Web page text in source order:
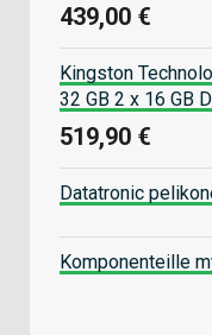
439,00 €
Kingston
32 GB 2 x 16 GB
519,90 €
Datatronic
Komponenteille